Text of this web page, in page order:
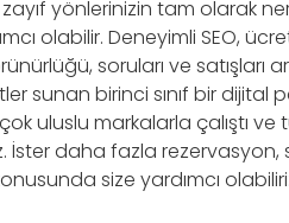
yönlerinizin tam olarak
olabilir. Deneyimli SEO,
soruları ve satışları
sunan birinci sınıf bir dijital
uluslu markalarla çalıştı
İster daha fazla
size yardımcı